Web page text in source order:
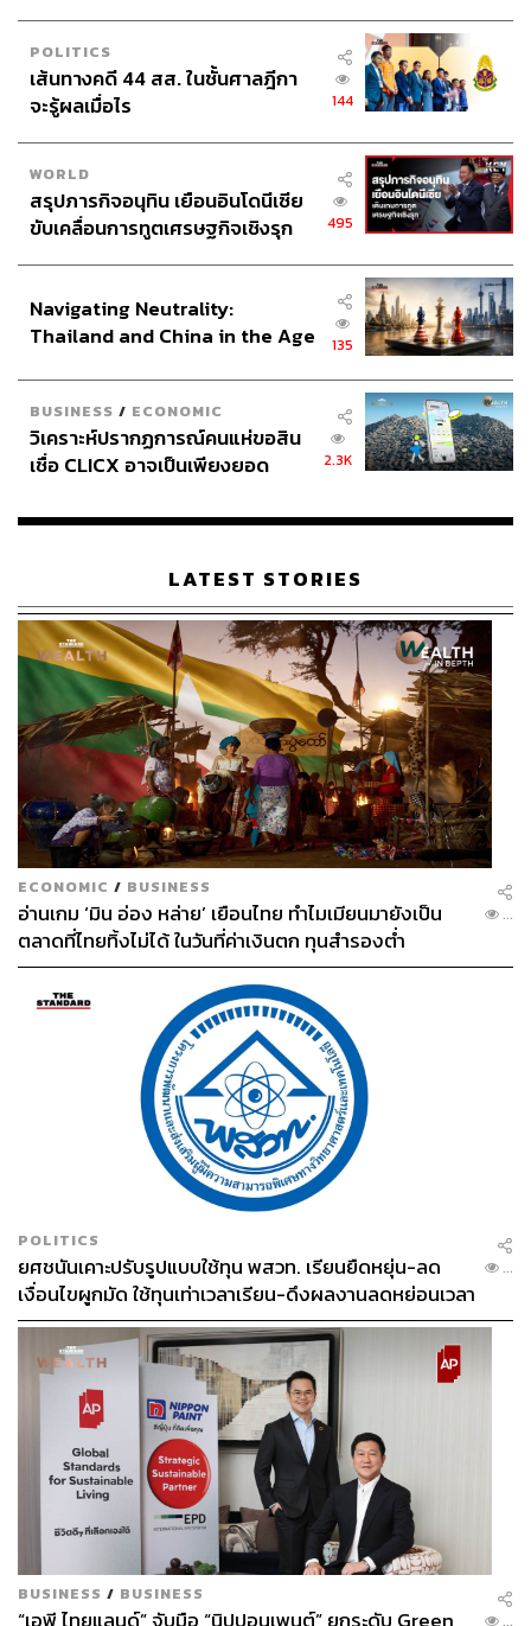
POLITICS
เส้นทางคดี 44 สส. ในชั้นศาลฎีกา
จะรู้ผลเมื่อไร
144
WORLD
สรุปภารกิจอนุทิน เยือนอินโดนีเซีย
ขับเคลื่อนการทูตเศรษฐกิจเชิงรุก
495
Navigating Neutrality:
Thailand and China in the Age
135
BUSINESS / ECONOMIC
วิเคราะห์ปรากฏการณ์คนแห่ขอสิน
เชื่อ CLICX อาจเป็นเพียงยอด
เรือนไทยที่ถูกซุกไว้
2.3K
LATEST STORIES
ECONOMIC / BUSINESS
อ่านเกม ‘มิน อ่อง หล่าย’ เยือนไทย ทำไมเมียนมายังเป็น
ตลาดที่ไทยทิ้งไม่ได้ ในวันที่ค่าเงินตก ทุนสำรองต่ำ
...
POLITICS
ยศชนันเคาะปรับรูปแบบใช้ทุน พสวท. เรียนยืดหยุ่น-ลด
เงื่อนไขผูกมัด ใช้ทุนเท่าเวลาเรียน-ดึงผลงานลดหย่อนเวลา
ดันให้มีผลย้อนหลัง
...
BUSINESS / BUSINESS
...